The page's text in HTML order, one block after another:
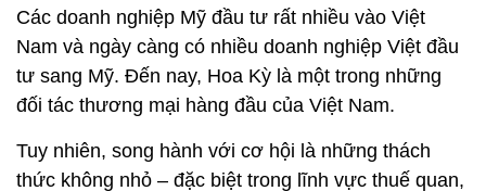
Các doanh nghiệp Mỹ đầu tư rất nhiều vào Việt
Nam và ngày càng có nhiều doanh nghiệp Việt đầu
tư sang Mỹ. Đến nay, Hoa Kỳ là một trong những
đối tác thương mại hàng đầu của Việt Nam.
Tuy nhiên, song hành với cơ hội là những thách
thức không nhỏ – đặc biệt trong lĩnh vực thuế quan,